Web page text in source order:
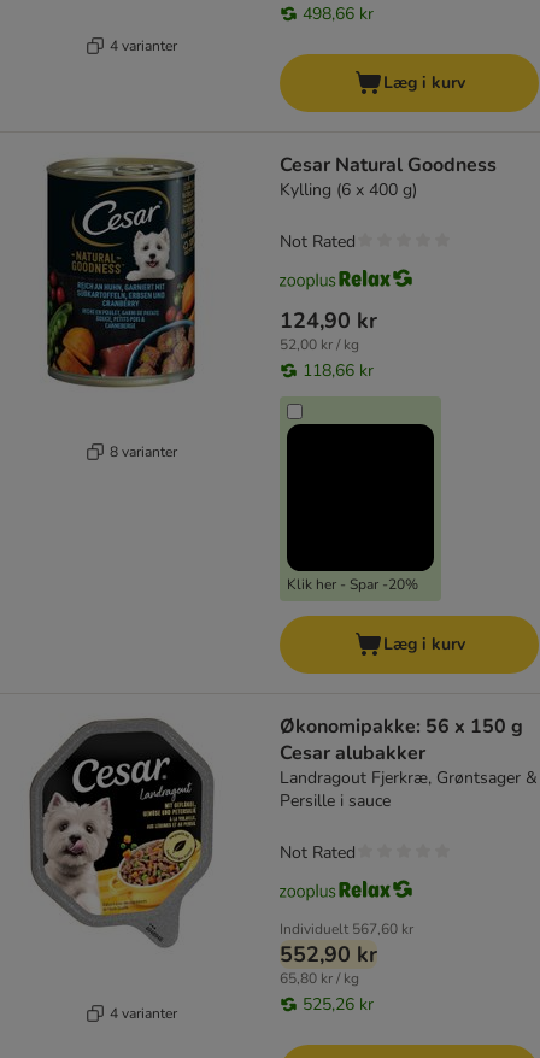
4 varianter
498,66 kr
Læg i kurv
8 varianter
Cesar Natural Goodness
Kylling (6 x 400 g)
124,90 kr
52,00 kr / kg
118,66 kr
Klik her - Spar -20%
Not Rated
Læg i kurv
4 varianter
Økonomipakke: 56 x 150 g
Cesar alubakker
Landragout Fjerkræ, Grøntsager &
Persille i sauce
Individuelt 567,60 kr
552,90 kr
65,80 kr / kg
525,26 kr
Not Rated